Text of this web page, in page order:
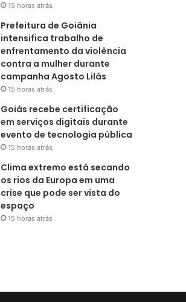
15 horas atrás
Prefeitura de Goiânia
intensifica trabalho de
enfrentamento da violência
contra a mulher durante
campanha Agosto Lilás
15 horas atrás
Goiás recebe certificação
em serviços digitais durante
evento de tecnologia pública
15 horas atrás
Clima extremo está secando
os rios da Europa em uma
crise que pode ser vista do
espaço
15 horas atrás